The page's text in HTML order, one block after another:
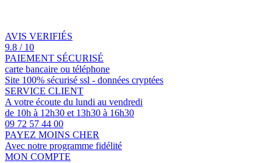
AVIS VERIFIÉS
9.8 / 10
PAIEMENT SÉCURISÉ
carte bancaire ou téléphone
Site 100% sécurisé ssl - données cryptées
SERVICE CLIENT
A votre écoute du lundi au vendredi
de 10h à 12h30 et 13h30 à 16h30
09 72 57 44 00
PAYEZ MOINS CHER
Avec notre programme fidélité
MON COMPTE